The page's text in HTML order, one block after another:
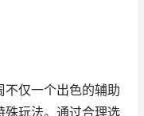
仅一个出色的辅助
殊玩法。通过合理选